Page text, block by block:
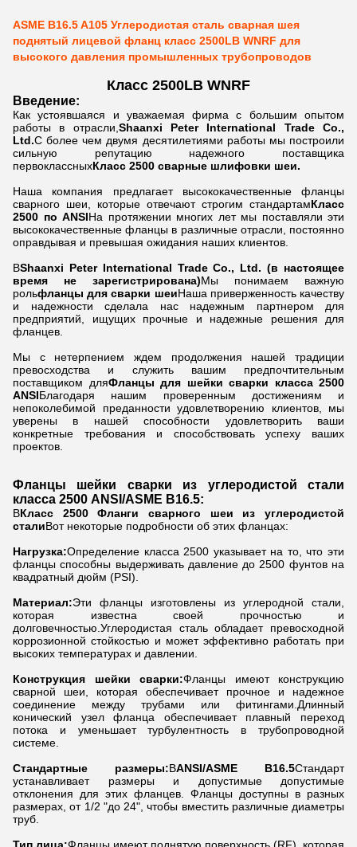
ASME B16.5 A105 Углеродистая сталь сварная шея
поднятый лицевой фланц класс 2500LB WNRF для
высокого давления промышленных трубопроводов
Класс 2500LB WNRF
Введение:
Как устоявшаяся и уважаемая фирма с большим опытом
работы в отрасли, Shaanxi Peter International Trade Co.,
Ltd.С более чем двумя десятилетиями работы мы построили
сильную репутацию надежного поставщика
первоклассныхКласс 2500 сварные шлифовки шеи.
Наша компания предлагает высококачественные фланцы
сварного шеи, которые отвечают строгим стандартамКласс
2500 по ANSIНа протяжении многих лет мы поставляли эти
высококачественные фланцы в различные отрасли, постоянно
оправдывая и превышая ожидания наших клиентов.
ВShaanxi Peter International Trade Co., Ltd. (в настоящее
время не зарегистрирована)Мы понимаем важную
рольфланцы для сварки шеиНаша приверженность качеству
и надежности сделала нас надежным партнером для
предприятий, ищущих прочные и надежные решения для
фланцев.
Мы с нетерпением ждем продолжения нашей традиции
превосходства и служить вашим предпочтительным
поставщиком дляФланцы для шейки сварки класса 2500
ANSIБлагодаря нашим проверенным достижениям и
непоколебимой преданности удовлетворению клиентов, мы
уверены в нашей способности удовлетворить ваши
конкретные требования и способствовать успеху ваших
проектов.
Фланцы шейки сварки из углеродистой стали
класса 2500 ANSI/ASME B16.5:
ВКласс 2500 Фланги сварного шеи из углеродистой
сталиВот некоторые подробности об этих фланцах:
Нагрузка:Определение класса 2500 указывает на то, что эти
фланцы способны выдерживать давление до 2500 фунтов на
квадратный дюйм (PSI).
Материал:Эти фланцы изготовлены из углеродной стали,
которая известна своей прочностью и
долговечностью.Углеродистая сталь обладает превосходной
коррозионной стойкостью и может эффективно работать при
высоких температурах и давлении.
Конструкция шейки сварки:Фланцы имеют конструкцию
сварной шеи, которая обеспечивает прочное и надежное
соединение между трубами или фитингами.Длинный
конический узел фланца обеспечивает плавный переход
потока и уменьшает турбулентность в трубопроводной
системе.
Стандартные размеры:ВANSI/ASME B16.5Стандарт
устанавливает размеры и допустимые допустимые
отклонения для этих фланцев. Фланцы доступны в разных
размерах, от 1/2 "до 24", чтобы вместить различные диаметры
труб.